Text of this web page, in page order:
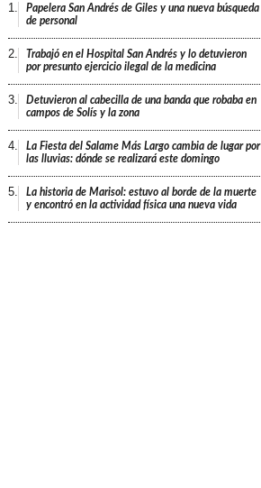
1.
Papelera San Andrés de Giles y una nueva búsqueda
de personal
2.
Trabajó en el Hospital San Andrés y lo detuvieron
por presunto ejercicio ilegal de la medicina
3.
Detuvieron al cabecilla de una banda que robaba en
campos de Solís y la zona
4.
La Fiesta del Salame Más Largo cambia de lugar por
las lluvias: dónde se realizará este domingo
5.
La historia de Marisol: estuvo al borde de la muerte
y encontró en la actividad física una nueva vida